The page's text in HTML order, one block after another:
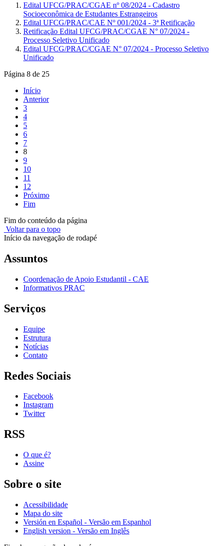
Edital UFCG/PRAC/CGAE nº 08/2024 - Cadastro
Socioeconômica de Estudantes Estrangeiros
Edital UFCG/PRAC/CAE Nº 001/2024 - 3ª Retificação
Retificação Edital UFCG/PRAC/CGAE N° 07/2024 -
Processo Seletivo Unificado
Edital UFCG/PRAC/CGAE N° 07/2024 - Processo Seletivo
Unificado
Página 8 de 25
Início
Anterior
3
4
5
6
7
8
9
10
11
12
Próximo
Fim
Fim do conteúdo da página
Voltar para o topo
Início da navegação de rodapé
Assuntos
Coordenação de Apoio Estudantil - CAE
Informativos PRAC
Serviços
Equipe
Estrutura
Notícias
Contato
Redes Sociais
Facebook
Instagram
Twitter
RSS
O que é?
Assine
Sobre o site
Acessibilidade
Mapa do site
Versión en Español - Versão em Espanhol
English version - Versão em Inglês